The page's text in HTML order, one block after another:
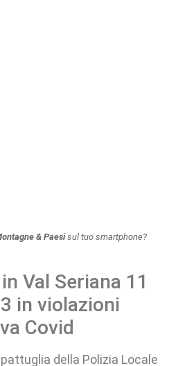
& Paesisul tuo smartphone?
Val Seriana 11
in violazioni
Covid
della Polizia Locale